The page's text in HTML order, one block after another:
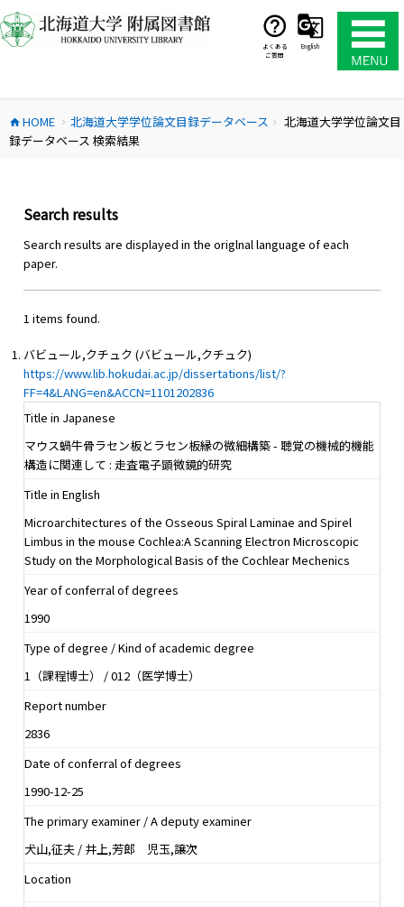
ン
テ
ス
キ
よくある
ご質問
English
home HOME chevron_right 北海道大学学位論文目録データベース chevron_right
北海道大学学位論文目
録データベース 検索結果
Search results
Search results are displayed in the origlnal language of each
paper.
1 items found.
バビュール,クチュク (バビュール,クチュク)
https://www.lib.hokudai.ac.jp/dissertations/list/?
FF=4&LANG=en&ACCN=1101202836
Title in Japanese
マウス蝸牛骨ラセン板とラセン板縁の微細構築 - 聴覚の機械的機能
構造に関連して : 走査電子顕微鏡的研究
Title in English
Microarchitectures of the Osseous Spiral Laminae and Spirel
Limbus in the mouse Cochlea:A Scanning Electron Microscopic
Study on the Morphological Basis of the Cochlear Mechenics
Year of conferral of degrees
1990
Type of degree / Kind of academic degree
1（課程博士） / 012（医学博士）
Report number
2836
Date of conferral of degrees
1990-12-25
The primary examiner / A deputy examiner
犬山,征夫 / 井上,芳郎 児玉,譲次
Location